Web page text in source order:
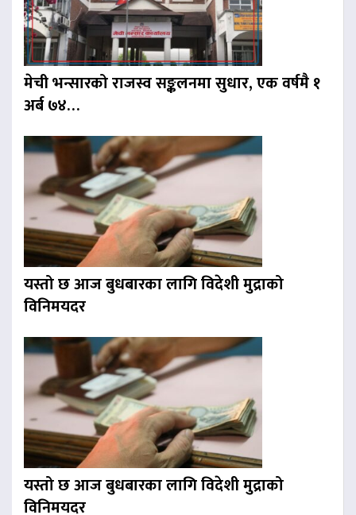
मेची भन्सारको राजस्व सङ्कलनमा सुधार, एक वर्षमै १
अर्ब ७४…
यस्तो छ आज बुधबारका लागि विदेशी मुद्राको
विनिमयदर
यस्तो छ आज बुधबारका लागि विदेशी मुद्राको
विनिमयदर